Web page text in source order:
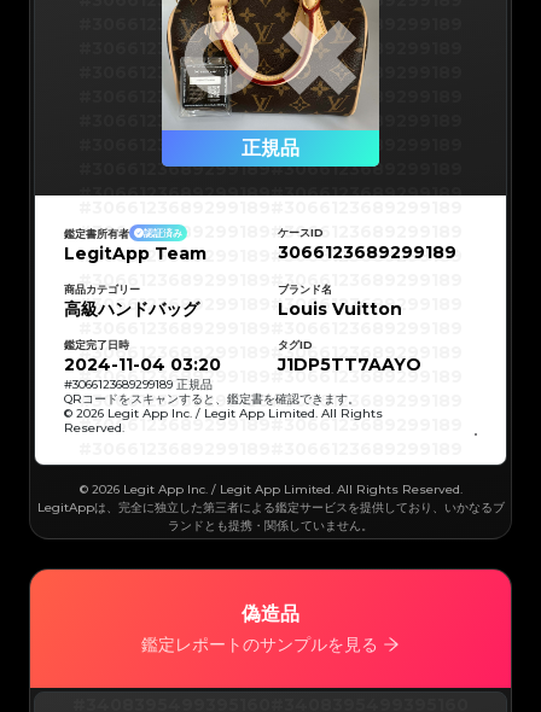
#3066123689299189#3066123689299189
#3066123689299189#3066123689299189
#3066123689299189#3066123689299189
#3066123689299189#3066123689299189
#3066123689299189#3066123689299189
#3066123689299189#3066123689299189
#3066123689299189#3066123689299189
#3066123689299189#3066123689299189
#3066123689299189
#3066123689299189
#3066123689299189
#3066123689299189
#3066123689299189
#3066123689299189
#3066123689299189
#3066123689299189
#3066123689299189
#3066123689299189
#3066123689299189
#3066123689299189
#3066123689299189
#3066123689299189#3066123689299189
#3066123689299189
#3066123689299189#3066123689299189
#3066123689299189#3066123689299189
#3066123689299189#3066123689299189
#3066123689299189#3066123689299189
#3066123689299189#3066123689299189
#3066123689299189#3066123689299189
正規品
#3066123689299189
#3066123689299189
#3066123689299189
#3066123689299189
#3066123689299189
#3066123689299189
#3066123689299189
#3066123689299189
#3066123689299189
#3066123689299189
#3066123689299189
#3066123689299189
#3066123689299189#3066123689299189
#3066123689299189#3066123689299189
#3066123689299189#3066123689299189
#3066123689299189#3066123689299189
#3066123689299189#3066123689299189
#3066123689299189#3066123689299189
#3066123689299189#3066123689299189
#3066123689299189#3066123689299189
#3066123689299189#3066123689299189
#3066123689299189#3066123689299189
鑑定書所有者 認証済み
LegitApp Team
ケースID
3066123689299189
商品カテゴリー
高級ハンドバッグ
ブランド名
Louis Vuitton
鑑定完了日時
2024-11-04 03:20
タグID
J1DP5TT7AAYO
#3066123689299189 正規品
QRコードをスキャンすると、鑑定書を確認できます。
© 2026 Legit App Inc. / Legit App Limited. All Rights
Reserved.
© 2026 Legit App Inc. / Legit App Limited. All Rights Reserved.
LegitAppは、完全に独立した第三者による鑑定サービスを提供しており、いかなるブ
ランドとも提携・関係していません。
偽造品
鑑定レポートのサンプルを見る